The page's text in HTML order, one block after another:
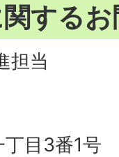
する
担当
目3番1号